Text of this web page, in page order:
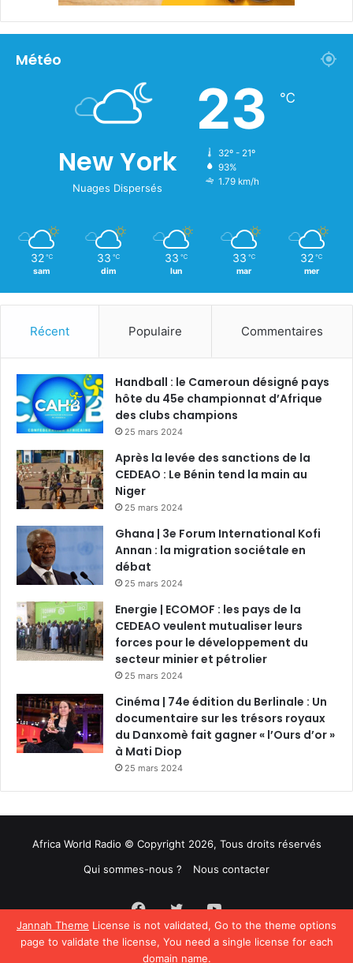
Jannah Theme License is not validated, Go to the theme options
page to validate the license, You need a single license for each
domain name.
Météo
New York
Nuages Dispersés
23 ℃
32º - 21º
93%
1.79 km/h
32 ℃
sam
33 ℃
dim
33 ℃
lun
33 ℃
mar
32 ℃
mer
Récent Populaire Commentaires
Handball : le Cameroun désigné pays
hôte du 45e championnat d’Afrique
des clubs champions
25 mars 2024
Après la levée des sanctions de la
CEDEAO : Le Bénin tend la main au
Niger
25 mars 2024
Ghana | 3e Forum International Kofi
Annan : la migration sociétale en
débat
25 mars 2024
Energie | ECOMOF : les pays de la
CEDEAO veulent mutualiser leurs
forces pour le développement du
secteur minier et pétrolier
25 mars 2024
Cinéma | 74e édition du Berlinale : Un
documentaire sur les trésors royaux
du Danxomè fait gagner « l’Ours d’or »
à Mati Diop
25 mars 2024
Africa World Radio © Copyright 2026, Tous droits réservés
Qui sommes-nous ?
Nous contacter
Facebook
TwitterYouTube